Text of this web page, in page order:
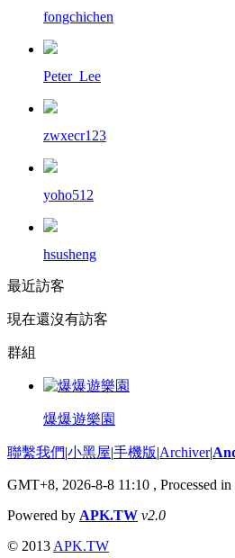
fongchichen
Peter_Lee
zwxecr123
yoho512
hsusheng
最近訪客
現在還沒有訪客
群組
爆爆遊樂園
聯繫我們|小黑屋|手機版|Archiver|
GMT+8, 2026-8-8 11:10 , Processed
Powered by APK.TW v2.0
© 2013 APK.TW